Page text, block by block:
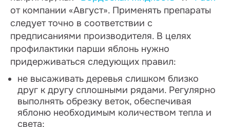
от компании «Август». Применять препараты
следует точно в соответствии с
предписаниями производителя. В целях
профилактики парши яблонь нужно
придерживаться следующих правил:
не высаживать деревья слишком близко
друг к другу сплошными рядами. Регулярно
выполнять обрезку веток, обеспечивая
яблоню необходимым количеством тепла и
света;